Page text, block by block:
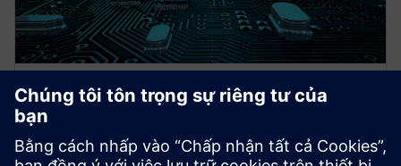
WEBINAR
Future proof test delivery for
Complex SoCs